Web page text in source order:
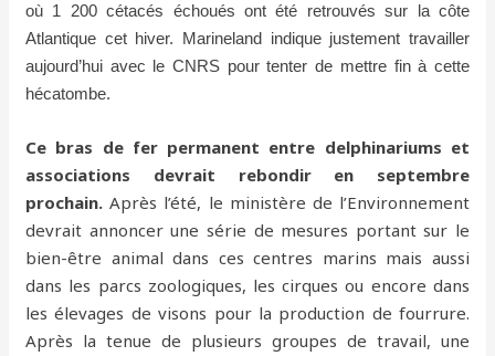
où 1 200 cétacés échoués ont été retrouvés sur la côte
Atlantique cet hiver. Marineland indique justement travailler
aujourd’hui avec le CNRS pour tenter de mettre fin à cette
hécatombe.
Ce bras de fer permanent entre delphinariums et
associations devrait rebondir en septembre
prochain. Après l’été, le ministère de l’Environnement
devrait annoncer une série de mesures portant sur le
bien-être animal dans ces centres marins mais aussi
dans les parcs zoologiques, les cirques ou encore dans
les élevages de visons pour la production de fourrure.
Après la tenue de plusieurs groupes de travail, une